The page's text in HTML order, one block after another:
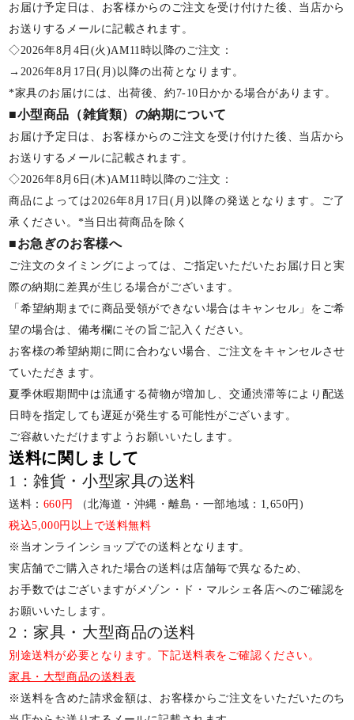
お届け予定日は、お客様からのご注文を受け付けた後、当店から
お送りするメールに記載されます。
◇2026年8月4日(火)AM11時以降のご注文：
→2026年8月17日(月)以降の出荷となります。
*家具のお届けには、出荷後、約7-10日かかる場合があります。
■小型商品（雑貨類）の納期について
お届け予定日は、お客様からのご注文を受け付けた後、当店から
お送りするメールに記載されます。
◇2026年8月6日(木)AM11時以降のご注文：
商品によっては2026年8月17日(月)以降の発送となります。ご了
承ください。*当日出荷商品を除く
■お急ぎのお客様へ
ご注文のタイミングによっては、ご指定いただいたお届け日と実
際の納期に差異が生じる場合がございます。
「希望納期までに商品受領ができない場合はキャンセル」をご希
望の場合は、備考欄にその旨ご記入ください。
お客様の希望納期に間に合わない場合、ご注文をキャンセルさせ
ていただきます。
夏季休暇期間中は流通する荷物が増加し、交通渋滞等により配送
日時を指定しても遅延が発生する可能性がございます。
ご容赦いただけますようお願いいたします。
送料に関しまして
1：雑貨・小型家具の送料
送料： 660円
（北海道・沖縄・離島・一部地域：1,650円)
税込5,000円以上で送料無料
※当オンラインショップでの送料となります。
実店舗でご購入された場合の送料は店舗毎で異なるため、
お手数ではございますがメゾン・ド・マルシェ各店へのご確認を
お願いいたします。
2：家具・大型商品の送料
別途送料が必要となります。下記送料表をご確認ください。
家具・大型商品の送料表
※送料を含めた請求金額は、お客様からご注文をいただいたのち